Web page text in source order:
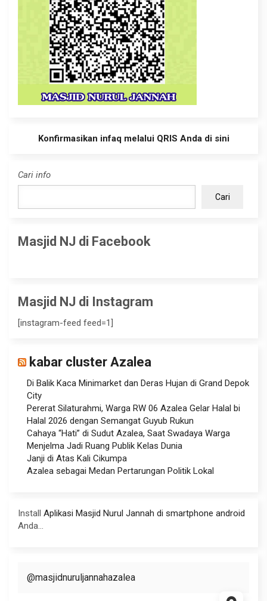
Konfirmasikan infaq melalui QRIS Anda di sini
Cari info
Cari
Masjid NJ di Facebook
Masjid NJ di Instagram
[instagram-feed feed=1]
kabar cluster Azalea
Di Balik Kaca Minimarket dan Deras Hujan di Grand Depok
City
Pererat Silaturahmi, Warga RW 06 Azalea Gelar Halal bi
Halal 2026 dengan Semangat Guyub Rukun
Cahaya “Hati” di Sudut Azalea, Saat Swadaya Warga
Menjelma Jadi Ruang Publik Kelas Dunia
Janji di Atas Kali Cikumpa
Azalea sebagai Medan Pertarungan Politik Lokal
Install Aplikasi Masjid Nurul Jannah di smartphone android
Anda...
@masjidnuruljannahazalea